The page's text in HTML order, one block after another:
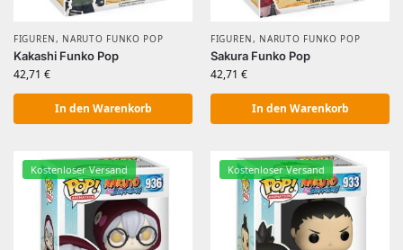
FIGUREN, NARUTO FUNKO POP
Kakashi Funko Pop
42,71 €
In den Warenkorb
FIGUREN, NARUTO FUNKO POP
Sakura Funko Pop
42,71 €
In den Warenkorb
Kostenloser Versand Kostenloser Versand